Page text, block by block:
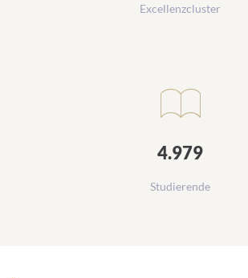
Excellenzcluster
4.979
Studierende